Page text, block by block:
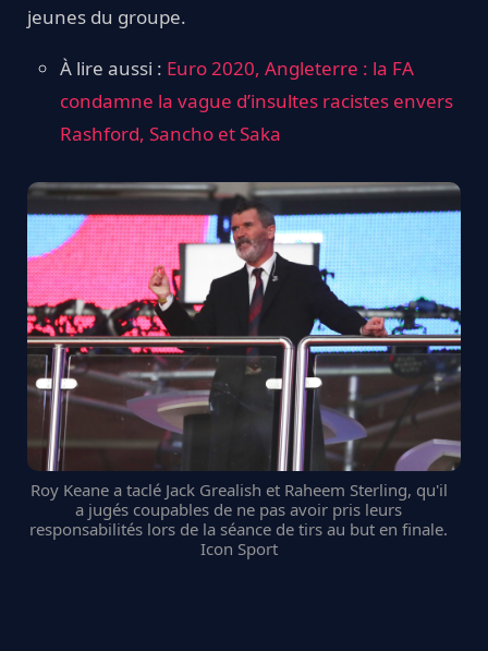
jeunes du groupe.
À lire aussi : Euro 2020, Angleterre : la FA
condamne la vague d’insultes racistes envers
Rashford, Sancho et Saka
Roy Keane a taclé Jack Grealish et Raheem Sterling, qu'il
a jugés coupables de ne pas avoir pris leurs
responsabilités lors de la séance de tirs au but en finale.
Icon Sport